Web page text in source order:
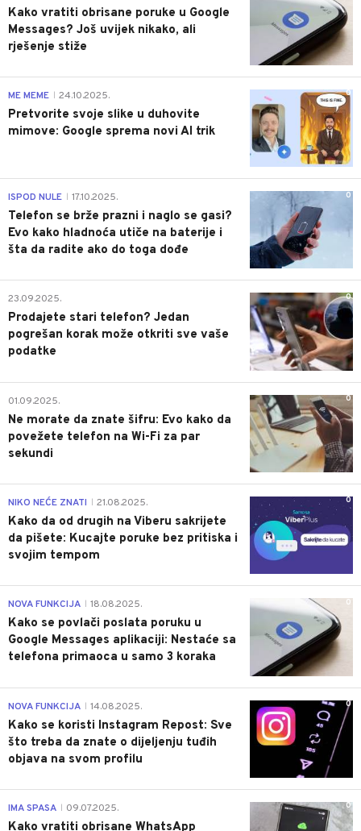
Kako vratiti obrisane poruke u Google
Messages? Još uvijek nikako, ali
rješenje stiže
0
ME MEME 24.10.2025.
Pretvorite svoje slike u duhovite
mimove: Google sprema novi AI trik
0
ISPOD NULE 17.10.2025.
Telefon se brže prazni i naglo se gasi?
Evo kako hladnoća utiče na baterije i
šta da radite ako do toga dođe
0
23.09.2025.
Prodajete stari telefon? Jedan
pogrešan korak može otkriti sve vaše
podatke
0
01.09.2025.
Ne morate da znate šifru: Evo kako da
povežete telefon na Wi-Fi za par
sekundi
0
NIKO NEĆE ZNATI 21.08.2025.
Kako da od drugih na Viberu sakrijete
da pišete: Kucajte poruke bez pritiska i
svojim tempom
0
NOVA FUNKCIJA 18.08.2025.
Kako se povlači poslata poruku u
Google Messages aplikaciji: Nestaće sa
telefona primaoca u samo 3 koraka
0
NOVA FUNKCIJA 14.08.2025.
Kako se koristi Instagram Repost: Sve
što treba da znate o dijeljenju tuđih
objava na svom profilu
0
IMA SPASA 09.07.2025.
Kako vratiti obrisane WhatsApp